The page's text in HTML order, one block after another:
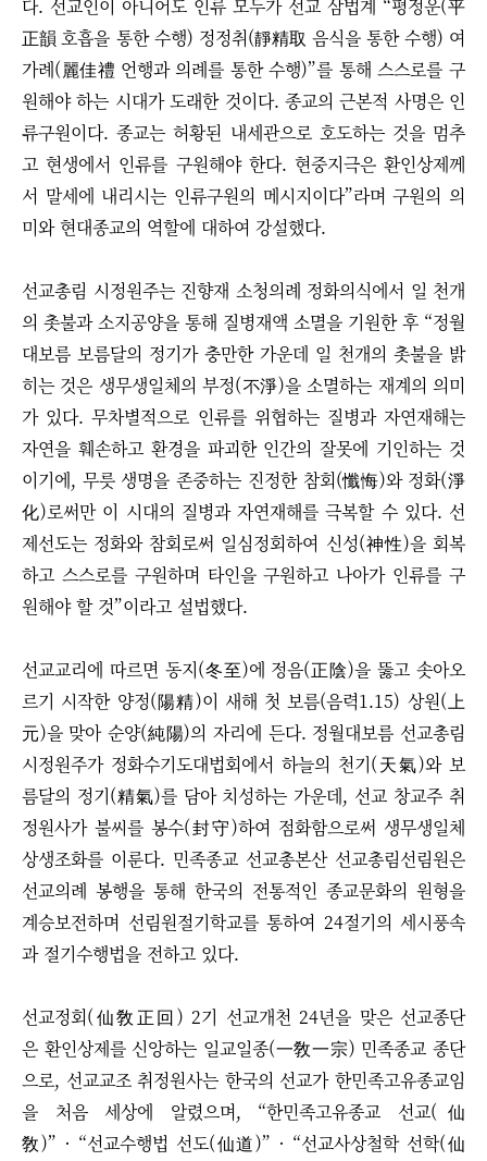
다. 선교인이 아니어도 인류 모두가 선교 삼법계 “평정운(平
正韻 호흡을 통한 수행) 정정취(靜精取 음식을 통한 수행) 여
가례(麗佳禮 언행과 의례를 통한 수행)”를 통해 스스로를 구
원해야 하는 시대가 도래한 것이다. 종교의 근본적 사명은 인
류구원이다. 종교는 허황된 내세관으로 호도하는 것을 멈추
고 현생에서 인류를 구원해야 한다. 현중지극은 환인상제께
서 말세에 내리시는 인류구원의 메시지이다”라며 구원의 의
미와 현대종교의 역할에 대하여 강설했다.
선교총림 시정원주는 진향재 소청의례 정화의식에서 일 천개
의 촛불과 소지공양을 통해 질병재액 소멸을 기원한 후 “정월
대보름 보름달의 정기가 충만한 가운데 일 천개의 촛불을 밝
히는 것은 생무생일체의 부정(不淨)을 소멸하는 재계의 의미
가 있다. 무차별적으로 인류를 위협하는 질병과 자연재해는
자연을 훼손하고 환경을 파괴한 인간의 잘못에 기인하는 것
이기에, 무릇 생명을 존중하는 진정한 참회(懺悔)와 정화(淨
化)로써만 이 시대의 질병과 자연재해를 극복할 수 있다. 선
제선도는 정화와 참회로써 일심정회하여 신성(神性)을 회복
하고 스스로를 구원하며 타인을 구원하고 나아가 인류를 구
원해야 할 것”이라고 설법했다.
선교교리에 따르면 동지(冬至)에 정음(正陰)을 뚫고 솟아오
르기 시작한 양정(陽精)이 새해 첫 보름(음력1.15) 상원(上
元)을 맞아 순양(純陽)의 자리에 든다. 정월대보름 선교총림
시정원주가 정화수기도대법회에서 하늘의 천기(天氣)와 보
름달의 정기(精氣)를 담아 치성하는 가운데, 선교 창교주 취
정원사가 불씨를 봉수(封守)하여 점화함으로써 생무생일체
상생조화를 이룬다. 민족종교 선교총본산 선교총림선림원은
선교의례 봉행을 통해 한국의 전통적인 종교문화의 원형을
계승보전하며 선림원절기학교를 통하여 24절기의 세시풍속
과 절기수행법을 전하고 있다.
선교정회(仙敎正回) 2기 선교개천 24년을 맞은 선교종단
은 환인상제를 신앙하는 일교일종(一敎一宗) 민족종교 종단
으로, 선교교조 취정원사는 한국의 선교가 한민족고유종교임
을 처음 세상에 알렸으며, “한민족고유종교 선교(仙
敎)” · “선교수행법 선도(仙道)” · “선교사상철학 선학(仙